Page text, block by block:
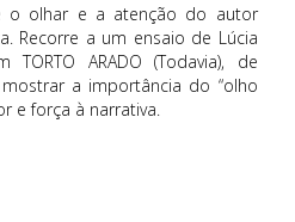
o olhar e a atenção do autor
Recorre a um ensaio de Lúcia
ARADO (Todavia), de
a importância do “olho
e força à narrativa.